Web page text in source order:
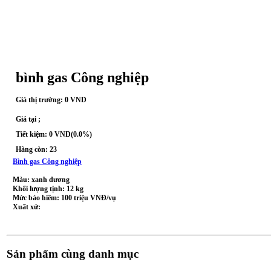
bình gas Công nghiệp
Giá thị trường: 0 VND
Giá tại ;
Tiết kiệm: 0 VND(0.0%)
Hàng còn: 23
Bình gas Công nghiệp
Màu: xanh dương
Khối lượng tịnh: 12 kg
Mức bảo hiểm: 100 triệu VNĐ/vụ
Xuất xứ:
Sản phẩm cùng danh mục